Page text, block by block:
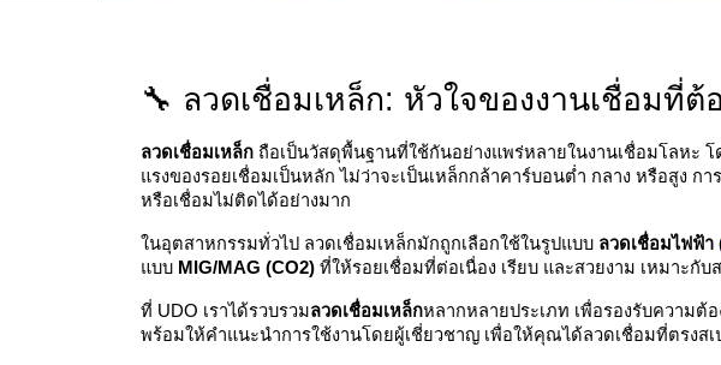
🔧 ลวดเชื่อมเหล็ก: หัวใจของงานเชื่อมที่
ลวดเชื่อมเหล็ก ถือเป็นวัสดุพื้นฐานที่ใช้กันอย่างแพร่หลายในงานเชื่อมโลหะ
แรงของรอยเชื่อมเป็นหลัก ไม่ว่าจะเป็นเหล็กกล้าคาร์บอนต่ำ กลาง หรือสูง
หรือเชื่อมไม่ติดได้อย่างมาก
ในอุตสาหกรรมทั่วไป ลวดเชื่อมเหล็กมักถูกเลือกใช้ในรูปแบบ ลวดเชื่อมไฟฟ้า
แบบ MIG/MAG (CO2) ที่ให้รอยเชื่อมที่ต่อเนื่อง เรียบ และสวยงาม เหมาะกั
ที่ UDO เราได้รวบรวมลวดเชื่อมเหล็กหลากหลายประเภท เพื่อรองรับความ
พร้อมให้คำแนะนำการใช้งานโดยผู้เชี่ยวชาญ เพื่อให้คุณได้ลวดเชื่อมที่ตรงส